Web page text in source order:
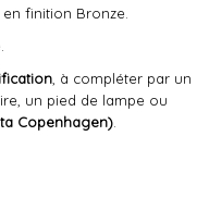
finition Bronze.
, à compléter par un
un pied de lampe ou
Copenhagen)